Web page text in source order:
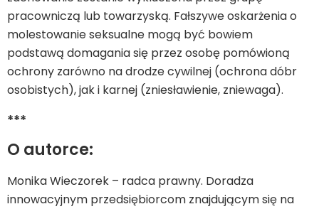
pracowniczą lub towarzyską. Fałszywe oskarżenia o
molestowanie seksualne mogą być bowiem
podstawą domagania się przez osobę pomówioną
ochrony zarówno na drodze cywilnej (ochrona dóbr
osobistych), jak i karnej (zniesławienie, zniewaga).
***
O autorce:
Monika Wieczorek – radca prawny. Doradza
innowacyjnym przedsiębiorcom znajdującym się na